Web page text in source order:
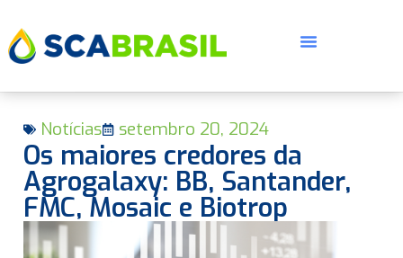
Notícias setembro 20, 2024
Os maiores credores da
Agrogalaxy: BB, Santander,
FMC, Mosaic e Biotrop